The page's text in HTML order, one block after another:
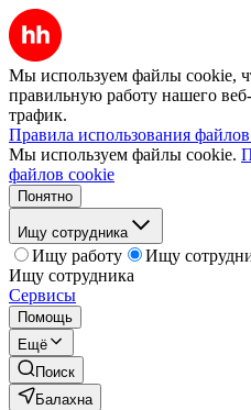
Мы используем файлы cookie,
правильную работу нашего
трафик.
Правила использования
Мы используем файлы cookie.
файлов cookie
Понятно
Ищу сотрудника
Ищу работу
Ищу
Ищу сотрудника
Сервисы
Помощь
Ещё
Поиск
Балахна